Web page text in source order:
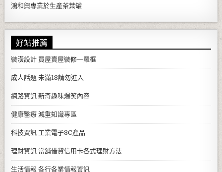
鴻和興專業於生產茶葉罐
好站推薦
裝潢設計 買屋賣屋裝修一羅框
成人話題 未滿18請勿進入
網路資訊 新奇趣味爆笑內容
健康醫療 減重知識專區
科技資訊 工業電子3C產品
理財資訊 當舖借貸信用卡各式理財方法
生活情報 各行各業情報資訊